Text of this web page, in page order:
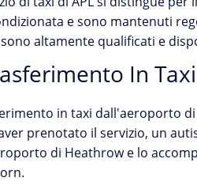
e sono mantenuti
sono altamente qualificati e
In
in taxi dall'aeroporto
prenotato il servizio, un
di Heathrow e lo